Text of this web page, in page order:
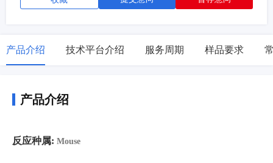
产品介绍 技术平台介绍 服务周期 样品要求
产品介绍
反应种属: Mouse